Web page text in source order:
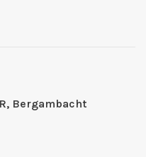
Bergambacht